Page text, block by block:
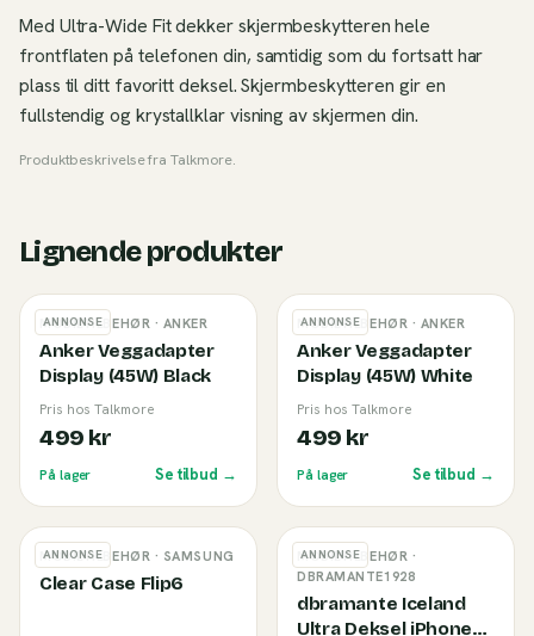
Med Ultra-Wide Fit dekker skjermbeskytteren hele
frontflaten på telefonen din, samtidig som du fortsatt har
plass til ditt favoritt deksel. Skjermbeskytteren gir en
fullstendig og krystallklar visning av skjermen din.
Produktbeskrivelse fraTalkmore.
Lignende produkter
ANNONSE
MOBILTILBEHØR · ANKER
Anker Veggadapter
Display (45W) Black
Pris hos Talkmore
499 kr
På lager Se tilbud →
ANNONSE
MOBILTILBEHØR · ANKER
Anker Veggadapter
Display (45W) White
Pris hos Talkmore
499 kr
På lager Se tilbud →
ANNONSE
MOBILTILBEHØR · SAMSUNG
Clear Case Flip6
ANNONSE
MOBILTILBEHØR ·
DBRAMANTE1928
dbramante Iceland
Ultra Deksel iPhone